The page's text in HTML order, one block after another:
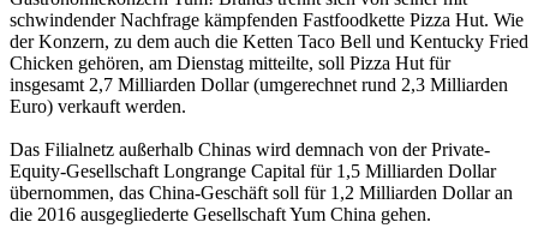
schwindender Nachfrage kämpfenden Fastfoodkette Pizza Hut. Wie
der Konzern, zu dem auch die Ketten Taco Bell und Kentucky Fried
Chicken gehören, am Dienstag mitteilte, soll Pizza Hut für
insgesamt 2,7 Milliarden Dollar (umgerechnet rund 2,3 Milliarden
Euro) verkauft werden.
Das Filialnetz außerhalb Chinas wird demnach von der Private-
Equity-Gesellschaft Longrange Capital für 1,5 Milliarden Dollar
übernommen, das China-Geschäft soll für 1,2 Milliarden Dollar an
die 2016 ausgegliederte Gesellschaft Yum China gehen.